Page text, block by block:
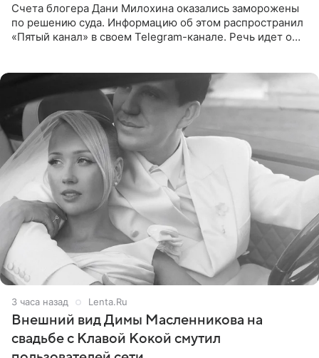
Счета блогера Дани Милохина оказались заморожены
по решению суда. Информацию об этом распространил
«Пятый канал» в своем Telegram-канале. Речь идет о
3 часа назад Lenta.Ru
Внешний вид Димы Масленникова на
свадьбе с Клавой Кокой смутил